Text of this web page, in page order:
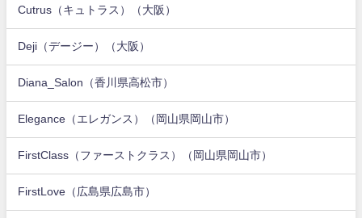
Cutrus（キュトラス）（大阪）
Deji（デージー）（大阪）
Diana_Salon（香川県高松市）
Elegance（エレガンス）（岡山県岡山市）
FirstClass（ファーストクラス）（岡山県岡山市）
FirstLove（広島県広島市）